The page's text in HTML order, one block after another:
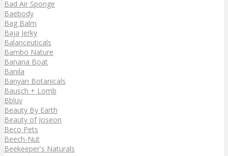
Bad Air Sponge
Baebody
Bag Balm
Baja Jerky
Balanceuticals
Bambo Nature
Banana Boat
Banila
Banyan Botanicals
Bausch + Lomb
Bbluv
Beauty By Earth
Beauty of Joseon
Beco Pets
Beech-Nut
Beekeeper's Naturals